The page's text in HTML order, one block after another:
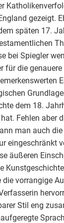
gezeigt.
späten 17.
bei Spiegler
für die
dem 18.
Fehlen aber
man auch
eingeschränkt
äußeren
die vorrangige
Stil eng